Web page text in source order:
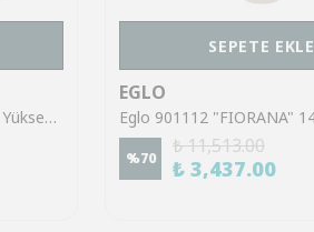
Eglo 39921 "SINSIGA" 150 Cm Yüksekliğinde Çelik Siyah Sarkıt Avize
SEPETE EKLE
EGLO
%70
₺ 11,513.00
₺ 3,437.00